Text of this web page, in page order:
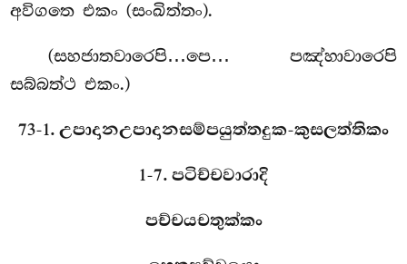
අවිගතෙ එකං (සංඛිත්තං).
(සහජාතවාරෙපි…පෙ… පඤ්හාවාරෙපි
සබ්බත්ථ එකං.)
73-1. උපාදානඋපාදානසම්පයුත්තදුක-කුසලත්තිකං
1-7. පටිච්චවාරාදි
පච්චයචතුක්කං